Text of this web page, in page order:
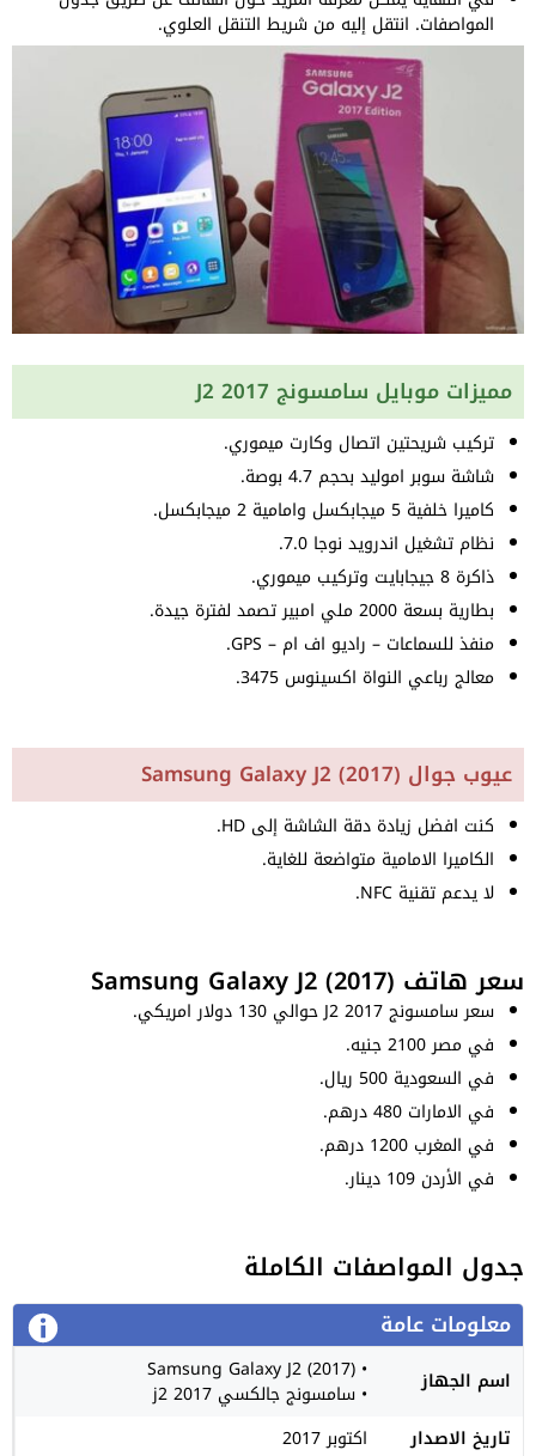
المواصفات. انتقل إليه من شريط التنقل العلوي.
مميزات موبايل سامسونج J2 2017
تركيب شريحتين اتصال وكارت ميموري.
شاشة سوبر اموليد بحجم 4.7 بوصة.
كاميرا خلفية 5 ميجابكسل وامامية 2 ميجابكسل.
نظام تشغيل اندرويد نوجا 7.0.
ذاكرة 8 جيجابايت وتركيب ميموري.
بطارية بسعة 2000 ملي امبير تصمد لفترة جيدة.
منفذ للسماعات – راديو اف ام – GPS.
معالج رباعي النواة اكسينوس 3475.
عيوب جوال Samsung Galaxy J2 (2017)
كنت افضل زيادة دقة الشاشة إلى HD.
الكاميرا الامامية متواضعة للغاية.
لا يدعم تقنية NFC.
سعر هاتف Samsung Galaxy J2 (2017)
سعر سامسونج J2 2017 حوالي 130 دولار امريكي.
في مصر 2100 جنيه.
في السعودية 500 ريال.
في الامارات 480 درهم.
في المغرب 1200 درهم.
في الأردن 109 دينار.
جدول المواصفات الكاملة
معلومات عامة
اسم الجهاز • Samsung Galaxy J2 (2017)
• سامسونج جالكسي j2 2017
تاريخ الاصدار
اكتوبر 2017